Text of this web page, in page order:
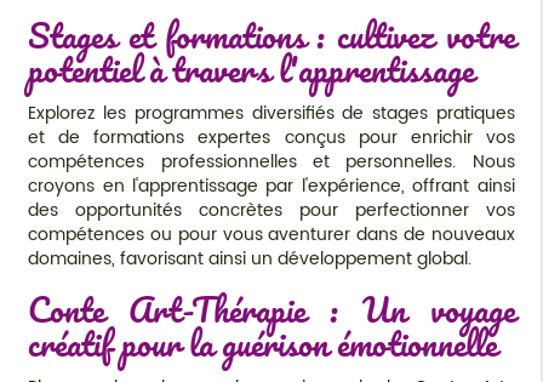
Stages et formations : cultivez votre
potentiel à travers l'apprentissage
Explorez les programmes diversifiés de stages pratiques
et de formations expertes conçus pour enrichir vos
compétences professionnelles et personnelles. Nous
croyons en l'apprentissage par l'expérience, offrant ainsi
des opportunités concrètes pour perfectionner vos
compétences ou pour vous aventurer dans de nouveaux
domaines, favorisant ainsi un développement global.
Conte Art-Thérapie : Un voyage
créatif pour la guérison émotionnelle